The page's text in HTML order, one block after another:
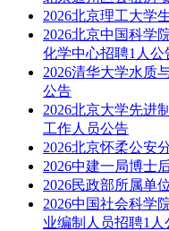
2026北京理工大学
2026北京中国科学
化学中心招聘1人公
2026清华大学水质
公告
2026北京大学先进
工作人员公告
2026北京怀柔公安
2026中建一局博士
2026民政部所属单
2026中国社会科学
业编制人员招聘1人